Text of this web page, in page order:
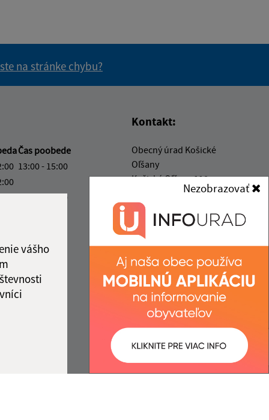
vášho
Nezobrazovať
na stránke chybu?
Čas poobede
13:00 - 15:00
13:00 - 17:00
12:00 - 13:00
Kontakt:
Obecný úrad Košické
Oľšany
Košické Oľšany 118
04442 Rozhanovce
obec@kosickeolsany.sk
+421 55 6950 230
IČO: 324361